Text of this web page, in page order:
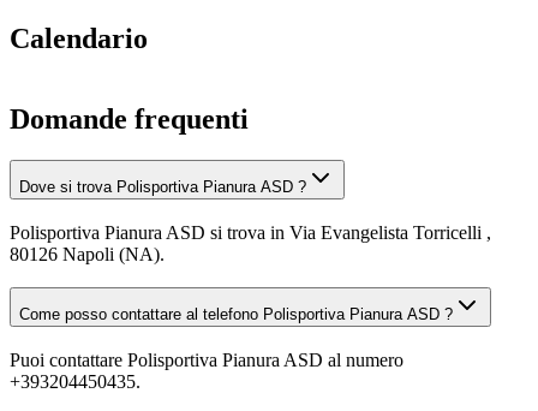
Calendario
Domande frequenti
Dove si trova Polisportiva Pianura ASD ?
Polisportiva Pianura ASD si trova in Via Evangelista Torricelli ,
80126 Napoli (NA).
Come posso contattare al telefono Polisportiva Pianura ASD ?
Puoi contattare Polisportiva Pianura ASD al numero
+393204450435.